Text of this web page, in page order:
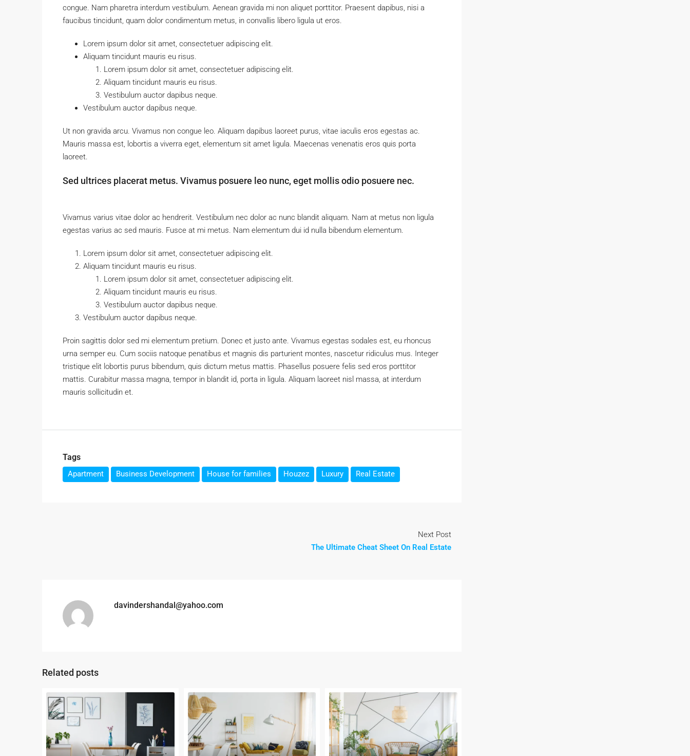
congue. Nam pharetra interdum vestibulum. Aenean gravida mi non aliquet porttitor. Praesent dapibus, nisi a
faucibus tincidunt, quam dolor condimentum metus, in convallis libero ligula ut eros.
Lorem ipsum dolor sit amet, consectetuer adipiscing elit.
Aliquam tincidunt mauris eu risus.
Lorem ipsum dolor sit amet, consectetuer adipiscing elit.
Aliquam tincidunt mauris eu risus.
Vestibulum auctor dapibus neque.
Vestibulum auctor dapibus neque.
Ut non gravida arcu. Vivamus non congue leo. Aliquam dapibus laoreet purus, vitae iaculis eros egestas ac.
Mauris massa est, lobortis a viverra eget, elementum sit amet ligula. Maecenas venenatis eros quis porta
laoreet.
Sed ultrices placerat metus. Vivamus posuere leo nunc, eget mollis odio posuere nec.
Vivamus varius vitae dolor ac hendrerit. Vestibulum nec dolor ac nunc blandit aliquam. Nam at metus non ligula
egestas varius ac sed mauris. Fusce at mi metus. Nam elementum dui id nulla bibendum elementum.
Lorem ipsum dolor sit amet, consectetuer adipiscing elit.
Aliquam tincidunt mauris eu risus.
Lorem ipsum dolor sit amet, consectetuer adipiscing elit.
Aliquam tincidunt mauris eu risus.
Vestibulum auctor dapibus neque.
Vestibulum auctor dapibus neque.
Proin sagittis dolor sed mi elementum pretium. Donec et justo ante. Vivamus egestas sodales est, eu rhoncus
urna semper eu. Cum sociis natoque penatibus et magnis dis parturient montes, nascetur ridiculus mus. Integer
tristique elit lobortis purus bibendum, quis dictum metus mattis. Phasellus posuere felis sed eros porttitor
mattis. Curabitur massa magna, tempor in blandit id, porta in ligula. Aliquam laoreet nisl massa, at interdum
mauris sollicitudin et.
Tags
Apartment Business Development House for families Houzez Luxury Real Estate
Next Post
The Ultimate Cheat Sheet On Real Estate
davindershandal@yahoo.com
Related posts